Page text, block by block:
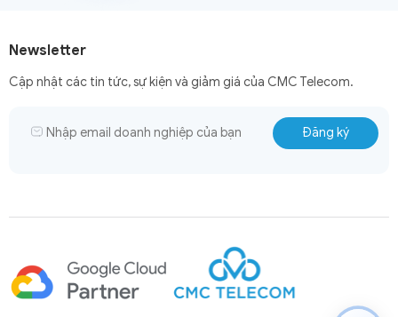
Newsletter
Cập nhật các tin tức, sự kiện và giảm giá của CMC Telecom.